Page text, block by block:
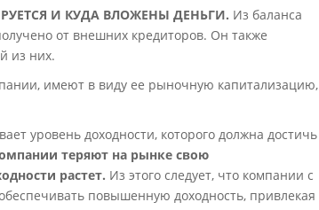
И КУДА ВЛОЖЕНЫ ДЕНЬГИ. Из баланса
от внешних кредиторов. Он также
из них.
имеют в виду ее рыночную капитализацию,
уровень доходности, которого должна достичь
теряют на рынке свою
растет. Из этого следует, что компании с
повышенную доходность, привлекая